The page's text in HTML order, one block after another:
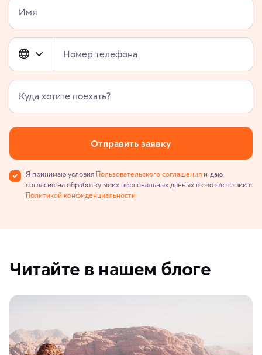
Имя
Номер телефона
Куда хотите поехать?
Отправить заявку
Я принимаю условия Пользовательского соглашения и даю
согласие на обработку моих персональных данных в соответствии с
Политикой конфиденциальности
Читайте в нашем блоге